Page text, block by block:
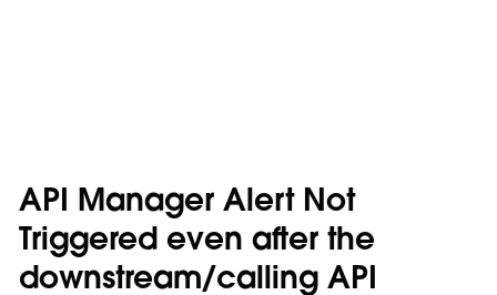
API Manager Alert Not
Triggered even after the
downstream/calling API